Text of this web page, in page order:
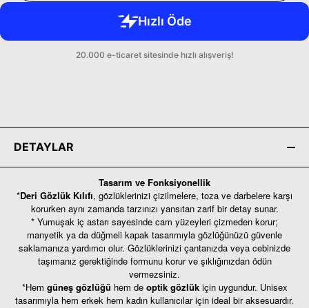
DETAYLAR
Tasarım ve Fonksiyonellik
*Deri Gözlük Kılıfı, gözlüklerinizi çizilmelere, toza ve darbelere karşı
korurken aynı zamanda tarzınızı yansıtan zarif bir detay sunar.
* Yumuşak iç astarı sayesinde cam yüzeyleri çizmeden korur;
manyetik ya da düğmeli kapak tasarımıyla gözlüğünüzü güvenle
saklamanıza yardımcı olur. Gözlüklerinizi çantanızda veya cebinizde
taşımanız gerektiğinde formunu korur ve şıklığınızdan ödün
vermezsiniz.
*Hem güneş gözlüğü hem de optik gözlükiçin uygundur. Unisex
tasarımıyla hem erkek hem kadın kullanıcılar için ideal bir aksesuardır.